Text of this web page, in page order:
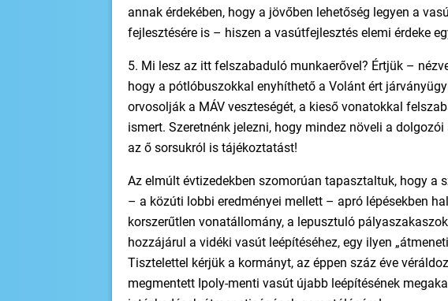
annak érdekében, hogy a jövőben lehetőség legyen a
fejlesztésére is – hiszen a vasútfejlesztés elemi érdeke
5. Mi lesz az itt felszabaduló munkaerővel? Értjük –
hogy a pótlóbuszokkal enyhíthető a Volánt ért
orvosolják a MÁV veszteségét, a kieső vonatokkal
ismert. Szeretnénk jelezni, hogy mindez növeli a
az ő sorsukról is tájékoztatást!
Az elmúlt évtizedekben szomorúan tapasztaltuk, hogy a
– a közúti lobbi eredményei mellett – apró lépésekben
korszerűtlen vonatállomány, a lepusztuló
hozzájárul a vidéki vasút leépítéséhez, egy ilyen
Tisztelettel kérjük a kormányt, az éppen száz éve
megmentett Ipoly-menti vasút újabb leépítésének